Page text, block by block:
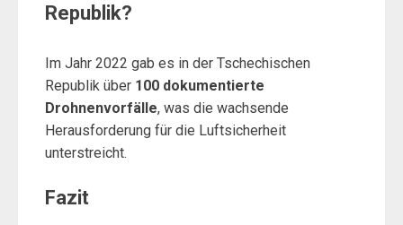
Republik?
Im Jahr 2022 gab es in der Tschechischen
Republik über 100 dokumentierte
Drohnenvorfälle, was die wachsende
Herausforderung für die Luftsicherheit
unterstreicht.
Fazit